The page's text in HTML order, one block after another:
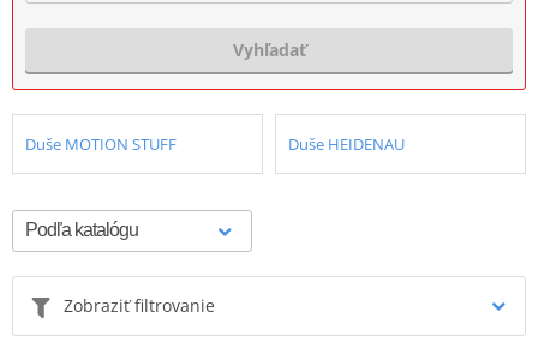
Vyhľadať
Duše MOTION STUFF Duše HEIDENAU
Zobraziť filtrovanie